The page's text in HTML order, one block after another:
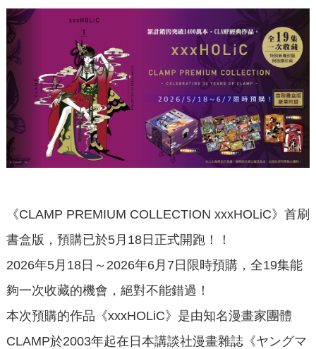
《CLAMP PREMIUM COLLECTION xxxHOLiC》首刷
書盒版，預購已於5月18日正式開跑！！
2026年5月18日～2026年6月7日限時預購，全19集能
夠一次收藏的機會，絕對不能錯過！
本次預購的作品《xxxHOLiC》是由知名漫畫家團體
CLAMP於2003年起在日本講談社漫畫雜誌《ヤングマ